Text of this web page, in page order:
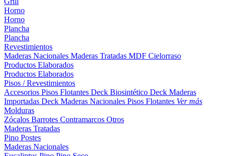
Horno
Horno
Plancha
Plancha
Revestimientos
Maderas Nacionales Maderas Tratadas MDF Cielorraso
Productos Elaborados
Productos Elaborados
Pisos / Revestimientos
Accesorios Pisos Flotantes Deck Biosintético Deck Maderas
Importadas Deck Maderas Nacionales Pisos Flotantes Ver más
Molduras
Zócalos Barrotes Contramarcos Otros
Maderas Tratadas
Pino Postes
Maderas Nacionales